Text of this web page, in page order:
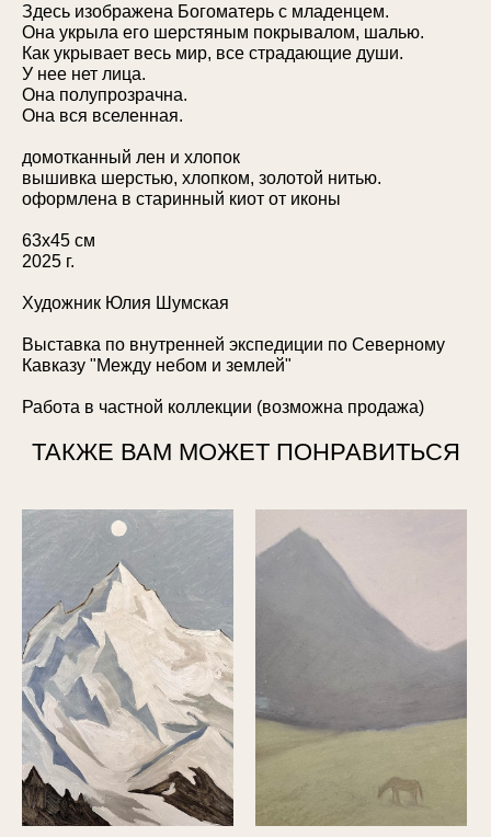
Здесь изображена Богоматерь с младенцем.
Она укрыла его шерстяным покрывалом, шалью.
Как укрывает весь мир, все страдающие души.
У нее нет лица.
Она полупрозрачна.
Она вся вселенная.
домотканный лен и хлопок
вышивка шерстью, хлопком, золотой нитью.
оформлена в старинный киот от иконы
63х45 см
2025 г.
Художник Юлия Шумская
Выставка по внутренней экспедиции по Северному
Кавказу "Между небом и землей"
Работа в частной коллекции (возможна продажа)
ТАКЖЕ ВАМ МОЖЕТ ПОНРАВИТЬСЯ